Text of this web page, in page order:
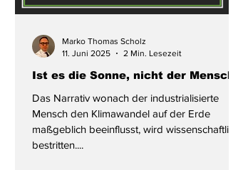
Ist es die Sonne, nicht der Mensch?
Das Narrativ wonach der industrialisierte
Mensch den Klimawandel auf der Erde
maßgeblich beeinflusst, wird wissenschaftlich
bestritten....
Marko Thomas Scholz
11. Juni 2025
2 Min. Lesezeit